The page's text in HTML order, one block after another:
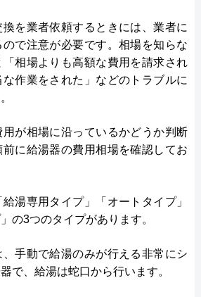
を業者依頼するときには、業者に
で注意が必要です。相場を知らな
相場よりも高額な費用を請求され
作業をされた」などのトラブルに
が相場に沿っているかどうか判断
に給湯器の費用相場を確認してお
湯専用タイプ」「オートタイプ」
の3つのタイプがあります。
手動で給湯のみが行える非常にシ
で、給湯は蛇口から行います。